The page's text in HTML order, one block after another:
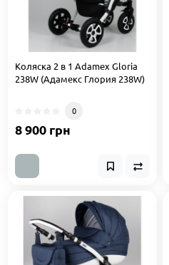
Коляска 2 в 1 Adamex Gloria
238W (Адамекс Глория 238W)
0
8 900 грн